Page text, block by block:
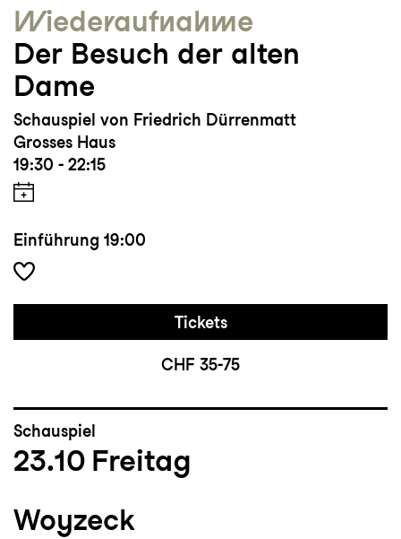
Wieder­aufnahme
Der Besuch der alten
Dame
Schauspiel von Friedrich Dürrenmatt
Grosses Haus
19:30 - 22:15
Einführung 19:00
Tickets
CHF 35-75
Schauspiel
23.10 Freitag
Woyzeck